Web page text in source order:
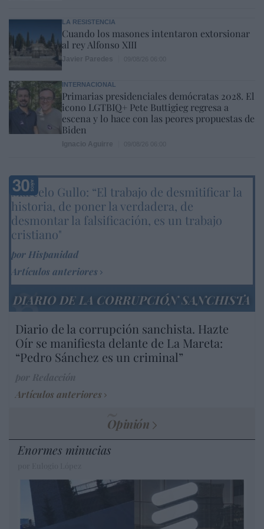
LA RESISTENCIA
Cuando los masones intentaron extorsionar
al rey Alfonso XIII
INTERNACIONAL
Primarias presidenciales demócratas 2028. El
icono LGTBIQ+ Pete Buttigieg regresa a
escena y lo hace con las peores propuestas de
Biden
Marcelo Gullo: “El trabajo de desmitificar la
historia, de poner la verdadera, de
desmontar la falsificación, es un trabajo
cristiano"
por Hispanidad
Artículos anteriores
DIARIO DE LA CORRUPCIÓN SANCHISTA
Diario de la corrupción sanchista. Hazte
Oír se manifiesta delante de La Mareta:
“Pedro Sánchez es un criminal”
Artículos anteriores
Opinión
Enormes minucias